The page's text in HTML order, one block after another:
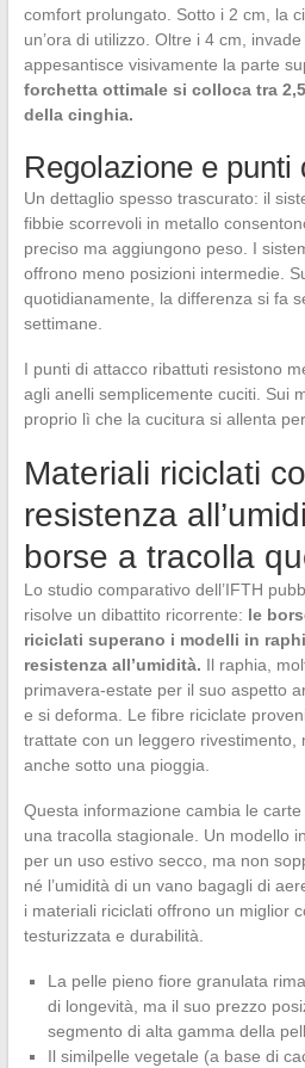
comfort prolungato. Sotto i 2 cm, la
un’ora di utilizzo. Oltre i 4 cm,
appesantisce visivamente la parte
forchetta ottimale si colloca tra
della cinghia.
Regolazione e punti
Un dettaglio spesso trascurato: il
fibbie scorrevoli in metallo
preciso ma aggiungono peso. I
offrono meno posizioni intermedie.
quotidianamente, la differenza si fa
settimane.
I punti di attacco ribattuti resistono
agli anelli semplicemente cuciti. Sui
proprio lì che la cucitura si allenta
Materiali riciclati
resistenza
borse a tracolla
Lo studio comparativo dell’IFTH
risolve un dibattito ricorrente: le
riciclati superano i modelli in
resistenza all’umidità. Il raphia,
primavera-estate per il suo aspetto
e si deforma. Le fibre riciclate
trattate con un leggero rivestimento,
anche sotto una pioggia.
Questa informazione cambia le
una tracolla stagionale. Un modello
per un uso estivo secco, ma non
né l’umidità di un vano bagagli di
i materiali riciclati offrono un miglior
testurizzata e durabilità.
La pelle pieno fiore granulata
di longevità, ma il suo prezzo
segmento di alta gamma della
Il similpelle vegetale (a base di